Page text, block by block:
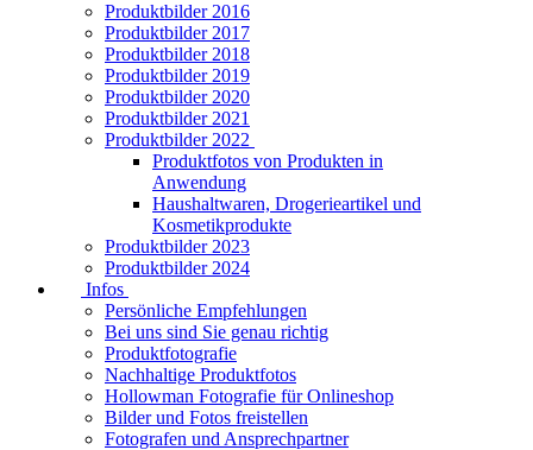
Produktbilder 2016
Produktbilder 2017
Produktbilder 2018
Produktbilder 2019
Produktbilder 2020
Produktbilder 2021
Produktbilder 2022
Produktfotos von Produkten in
Anwendung
Haushaltwaren, Drogerieartikel und
Kosmetikprodukte
Produktbilder 2023
Produktbilder 2024
Infos
Persönliche Empfehlungen
Bei uns sind Sie genau richtig
Produktfotografie
Nachhaltige Produktfotos
Hollowman Fotografie für Onlineshop
Bilder und Fotos freistellen
Fotografen und Ansprechpartner